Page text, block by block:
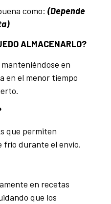
como: (Depende
ALMACENARLO?
en
en el menor tiempo
que permiten
frío durante el envío.
en recetas
que los